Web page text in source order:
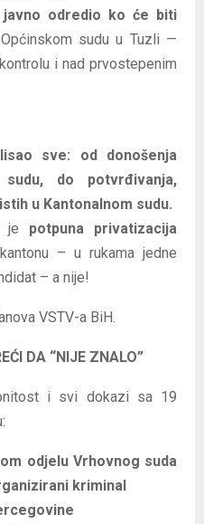
odredio ko će biti
sudu u Tuzli —
i nad prvostepenim
sve: od donošenja
do potvrđivanja,
u Kantonalnom sudu.
je potpuna privatizacija
– u rukama jedne
– a nije!
VSTV-a BiH.
DA “NIJE ZNALO”
i svi dokazi sa 19
odjelu Vrhovnog suda
kriminal